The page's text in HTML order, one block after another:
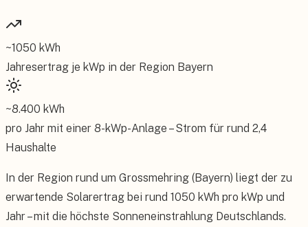
~1050 kWh
Jahresertrag je kWp in der Region Bayern
~8.400 kWh
pro Jahr mit einer 8-kWp-Anlage – Strom für rund 2,4
Haushalte
In der Region rund um Grossmehring (Bayern) liegt der zu
erwartende Solarertrag bei rund 1050 kWh pro kWp und
Jahr – mit die höchste Sonneneinstrahlung Deutschlands.